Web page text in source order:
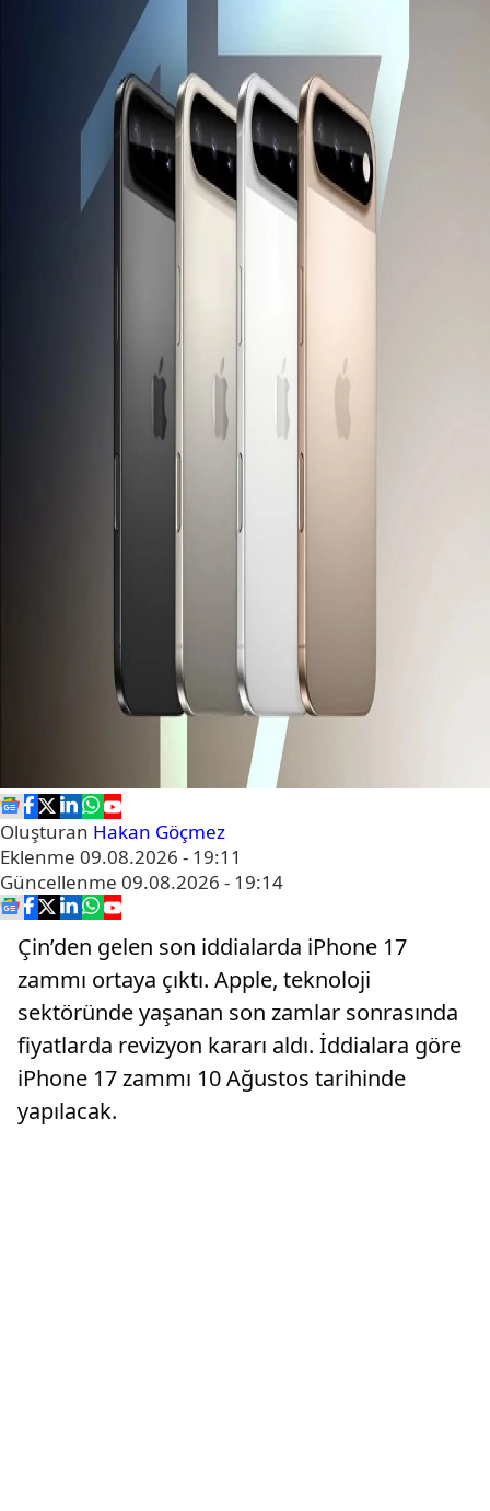
Oluşturan Hakan Göçmez
Eklenme 09.08.2026 - 19:11
Güncellenme 09.08.2026 - 19:14
Çin’den gelen son iddialarda iPhone 17
zammı ortaya çıktı. Apple, teknoloji
sektöründe yaşanan son zamlar sonrasında
fiyatlarda revizyon kararı aldı. İddialara göre
iPhone 17 zammı 10 Ağustos tarihinde
yapılacak.